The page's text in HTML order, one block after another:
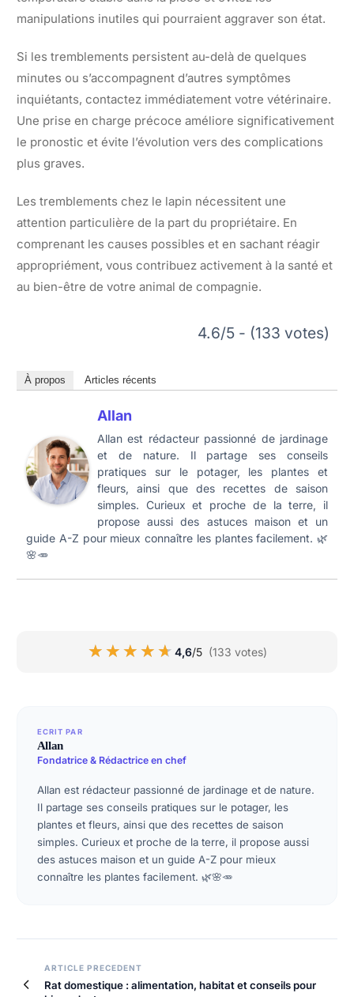
manipulations inutiles qui pourraient aggraver son état.
Si les tremblements persistent au-delà de quelques
minutes ou s’accompagnent d’autres symptômes
inquiétants, contactez immédiatement votre vétérinaire.
Une prise en charge précoce améliore significativement
le pronostic et évite l’évolution vers des complications
plus graves.
Les tremblements chez le lapin nécessitent une
attention particulière de la part du propriétaire. En
comprenant les causes possibles et en sachant réagir
appropriément, vous contribuez activement à la santé et
au bien-être de votre animal de compagnie.
4.6/5 - (133 votes)
À propos Articles récents
Allan
Allan est rédacteur passionné de jardinage
et de nature. Il partage ses conseils
pratiques sur le potager, les plantes et
fleurs, ainsi que des recettes de saison
simples. Curieux et proche de la terre, il
propose aussi des astuces maison et un
guide A-Z pour mieux connaître les plantes facilement. 🌿
🌸🥕
★★★★★
★★★★★ 4,6/5 (133 votes)
ECRIT PAR
Allan
Fondatrice & Rédactrice en chef
Allan est rédacteur passionné de jardinage et de nature.
Il partage ses conseils pratiques sur le potager, les
plantes et fleurs, ainsi que des recettes de saison
simples. Curieux et proche de la terre, il propose aussi
des astuces maison et un guide A-Z pour mieux
connaître les plantes facilement. 🌿🌸🥕
Navigation
de
ARTICLE PRECEDENT
Rat domestique : alimentation, habitat et conseils pour